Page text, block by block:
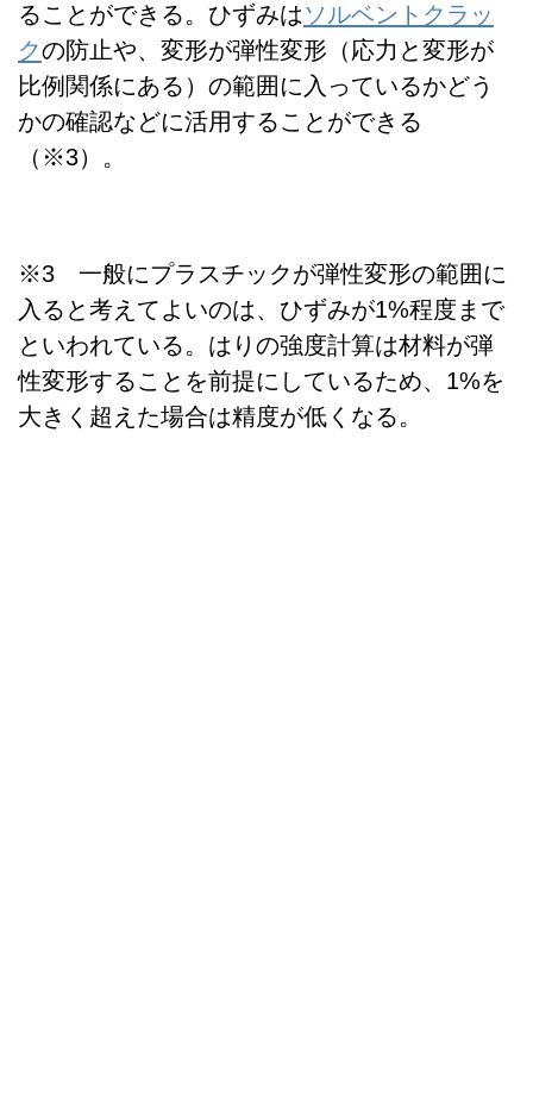
ることができる。ひずみはソルベントクラッ
クの防止や、変形が弾性変形（応力と変形が
比例関係にある）の範囲に入っているかどう
かの確認などに活用することができる
（※3）。
※3 一般にプラスチックが弾性変形の範囲に
入ると考えてよいのは、ひずみが1%程度まで
といわれている。はりの強度計算は材料が弾
性変形することを前提にしているため、1%を
大きく超えた場合は精度が低くなる。